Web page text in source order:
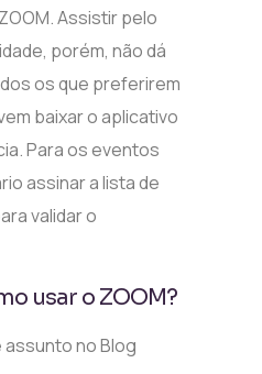
Assistir pelo
porém, não dá
os que preferirem
baixar o aplicativo
Para os eventos
assinar a lista de
validar o
usar o ZOOM?
no Blog